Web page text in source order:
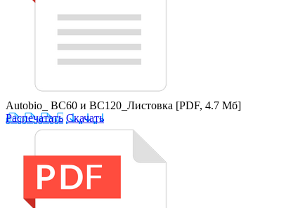
Autobio_ BC60 и BC120_Листовка [PDF, 4.7 Мб]
Распечатать Скачать